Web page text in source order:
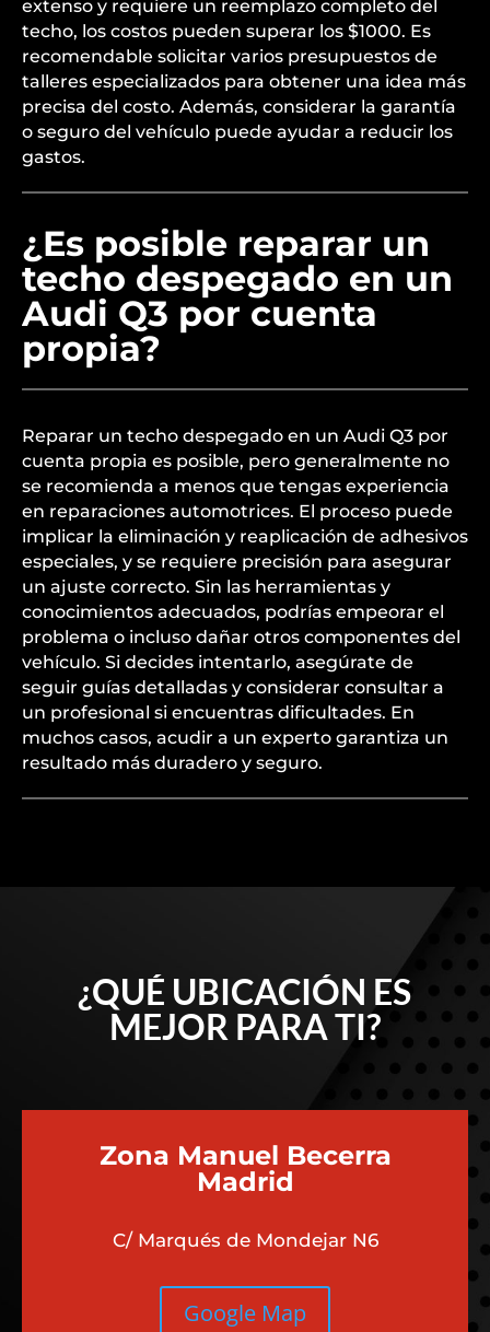
Audi Q3 puede variar dependiendo de varios
factores, incluyendo el grado del daño y la
ubicación geográfica. En general, los precios
pueden oscilar entre $200 y $600 para
reparaciones menores. Sin embargo, si el daño es
extenso y requiere un reemplazo completo del
techo, los costos pueden superar los $1000. Es
recomendable solicitar varios presupuestos de
precisa del costo. Además, considerar la garantía
o seguro del vehículo puede ayudar a reducir los
gastos.
¿Es posible reparar un
Audi Q3 por cuenta
propia?
Reparar un techo despegado en un Audi Q3 por
cuenta propia es posible, pero generalmente no
se recomienda a menos que tengas experiencia
en reparaciones automotrices. El proceso puede
implicar la eliminación y reaplicación de adhesivos
especiales, y se requiere precisión para asegurar
un ajuste correcto. Sin las herramientas y
conocimientos adecuados, podrías empeorar el
problema o incluso dañar otros componentes del
vehículo. Si decides intentarlo, asegúrate de
¿QUÉ UBICACIÓN ES
MEJOR PARA TI?
Zona Manuel Becerra
Madrid